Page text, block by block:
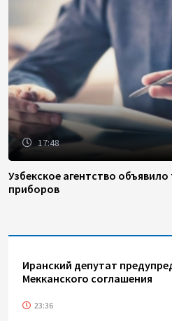
17:48
Узбекское агентство
приборов
Иранский депутат
Мекканского соглашения
23:36